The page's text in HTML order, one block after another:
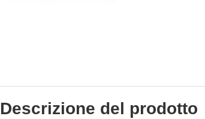
Descrizione del prodotto